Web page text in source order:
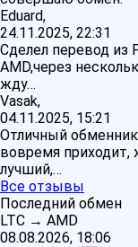
Eduard,
24.11.2025, 22:31
Сделел перевод из
AMD,через
жду…
Vasak,
04.11.2025, 15:21
Отличный
вовремя приходит,
лучший,…
Все отзывы
Последний обмен
LTC → AMD
08.08.2026, 18:06